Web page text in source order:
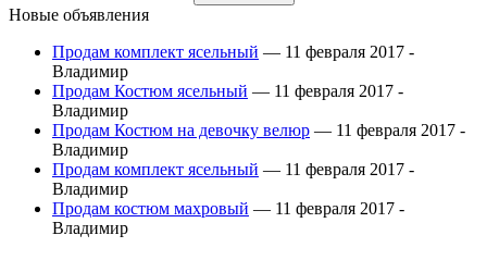
Новые объявления
Продам комплект ясельный — 11 февраля 2017 -
Владимир
Продам Костюм ясельный — 11 февраля 2017 -
Владимир
Продам Костюм на девочку велюр — 11 февраля 2017 -
Владимир
Продам комплект ясельный — 11 февраля 2017 -
Владимир
Продам костюм махровый — 11 февраля 2017 -
Владимир